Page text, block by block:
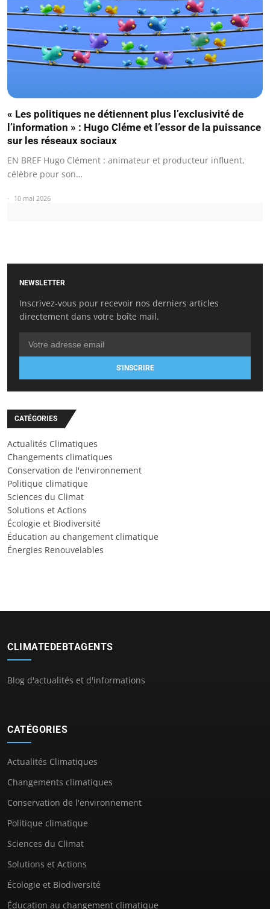
« Les politiques ne détiennent plus l’exclusivité de
l’information » : Hugo Cléme et l’essor de la puissance
sur les réseaux sociaux
EN BREF Hugo Clément : animateur et producteur influent,
célèbre pour son…
10 mai 2026
NEWSLETTER
Inscrivez-vous pour recevoir nos derniers articles
directement dans votre boîte mail.
S'INSCRIRE
CATÉGORIES
Actualités Climatiques
Changements climatiques
Conservation de l'environnement
Politique climatique
Sciences du Climat
Solutions et Actions
Écologie et Biodiversité
Éducation au changement climatique
Énergies Renouvelables
CLIMATEDEBTAGENTS
Blog d'actualités et d'informations
CATÉGORIES
Actualités Climatiques
Changements climatiques
Conservation de l'environnement
Politique climatique
Sciences du Climat
Solutions et Actions
Écologie et Biodiversité
Éducation au changement climatique